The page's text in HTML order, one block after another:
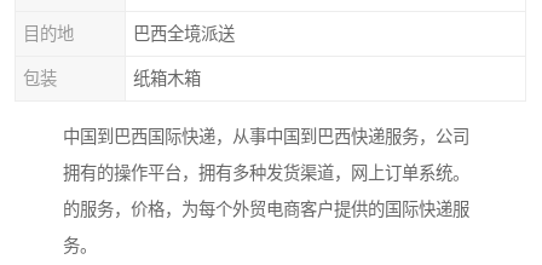
目的地 巴西全境派送
包装 纸箱木箱
中国到巴西国际快递，从事中国到巴西快递服务，公司
拥有的操作平台，拥有多种发货渠道，网上订单系统。
的服务，价格，为每个外贸电商客户提供的国际快递服
务。